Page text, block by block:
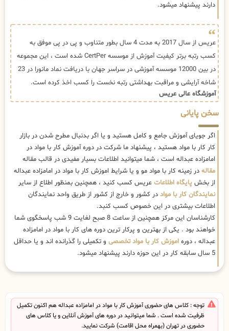
دارند پیشنهاد میشود.
عریس از سال 2017 به مدت 4 سال بطور متناوب و پی در پی موفق به
کسب رتبه برتر کیفیت آموزش از موسسه CertPer شده است ، این مجموعه
در بین 12000 موسسه آموزشی در سراسر جهان با دریافت نماد مانورا در 23
شاخه آرایشی و مراقبت بهداشتی رتبه نخست را کسب اخذ کرده است.
آموزشگاه عالی عریس
سخن پایانی
اگر جویای آموزش جامع و کامل هستید و یا اگر بدنبال مطرح شدن در بازار
کار کار با مواد هستید ، پیشنهاد ما شرکت در دوره آموزش کار با مواد در
امامزاده عبداله است ، شما میتوانید اطلاعات بسیار مفیدی در قالب مقاله
مقاله در زمینه کار با مواد مو و یا شرایط اموزش کار با مواد در امامزاده عبداله
از بخش پایگاه اطلاعات عریس کسب کنید ، همچنین بمنظور اطلاع از سایر
نمایندگان کار با مواد در کشور و خارج از کشور از طریق واحد نمایندگان
اطلاعات بیشتری در این خصوص کسب کنبد.
کارشناسان این مرکز همچنین از ساعت 8 صبح لغایت 9 شب پاسخگوی شما
خواهند بود . یکی از بهترین و پرکار ترین دوره های کار با مواد در امامزاده
عبداله ، دوره اموزش کار با مواد تخصصی و تکمیلی را گذرانده اند و یا حداقل
5 سال سابقه کار در این حوزه دارند پیشنهاد میشود.
توجه : کلاس های حضوری آموزش کار با مواد در امامزاده عبداله هم اکنون تکمیل
ظرفیت شده است . شما میتوانید در دوره های آموزش آنلاین و یا کلاس های
حضوری در تهران (بهمراه محل اقامت) شرکت نمایید.